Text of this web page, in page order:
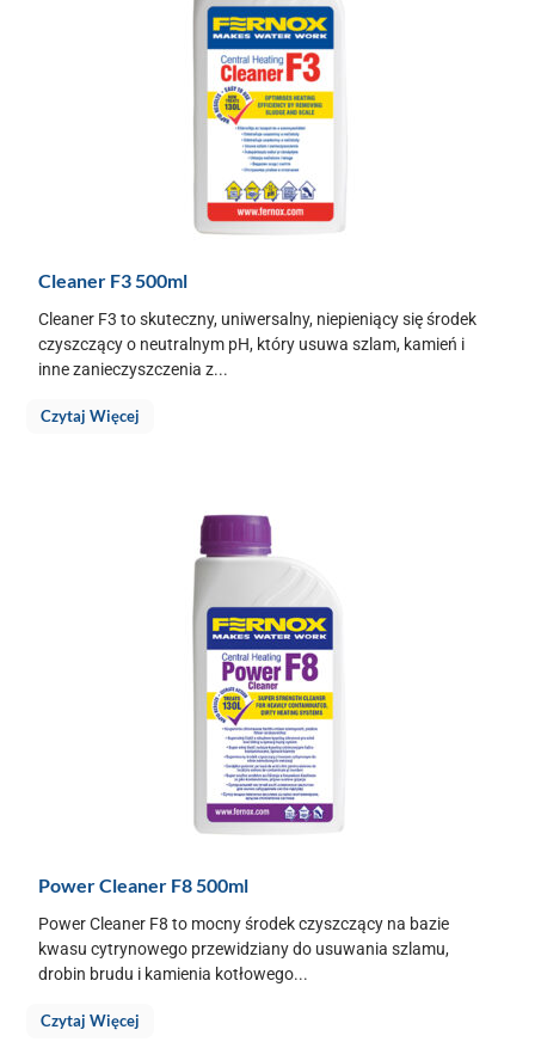
Cleaner F3 500ml
Cleaner F3 to skuteczny, uniwersalny, niepieniący się środek
czyszczący o neutralnym pH, który usuwa szlam, kamień i
inne zanieczyszczenia z...
Czytaj Więcej
Power Cleaner F8 500ml
Power Cleaner F8 to mocny środek czyszczący na bazie
kwasu cytrynowego przewidziany do usuwania szlamu,
drobin brudu i kamienia kotłowego...
Czytaj Więcej